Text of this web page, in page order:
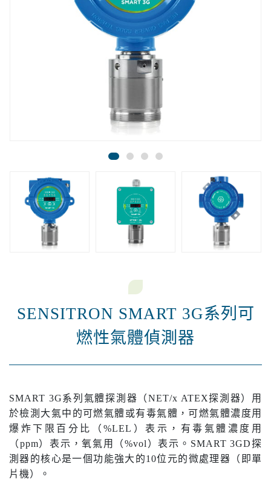
SENSITRON SMART 3G系列可
燃性氣體偵測器
SMART 3G系列氣體探測器（NET/x ATEX探測器）用
於檢測大氣中的可燃氣體或有毒氣體，可燃氣體濃度用
爆炸下限百分比（%LEL）表示，有毒氣體濃度用
（ppm）表示，氧氣用（%vol）表示。SMART 3GD探
測器的核心是一個功能強大的10位元的微處理器（即單
片機）。